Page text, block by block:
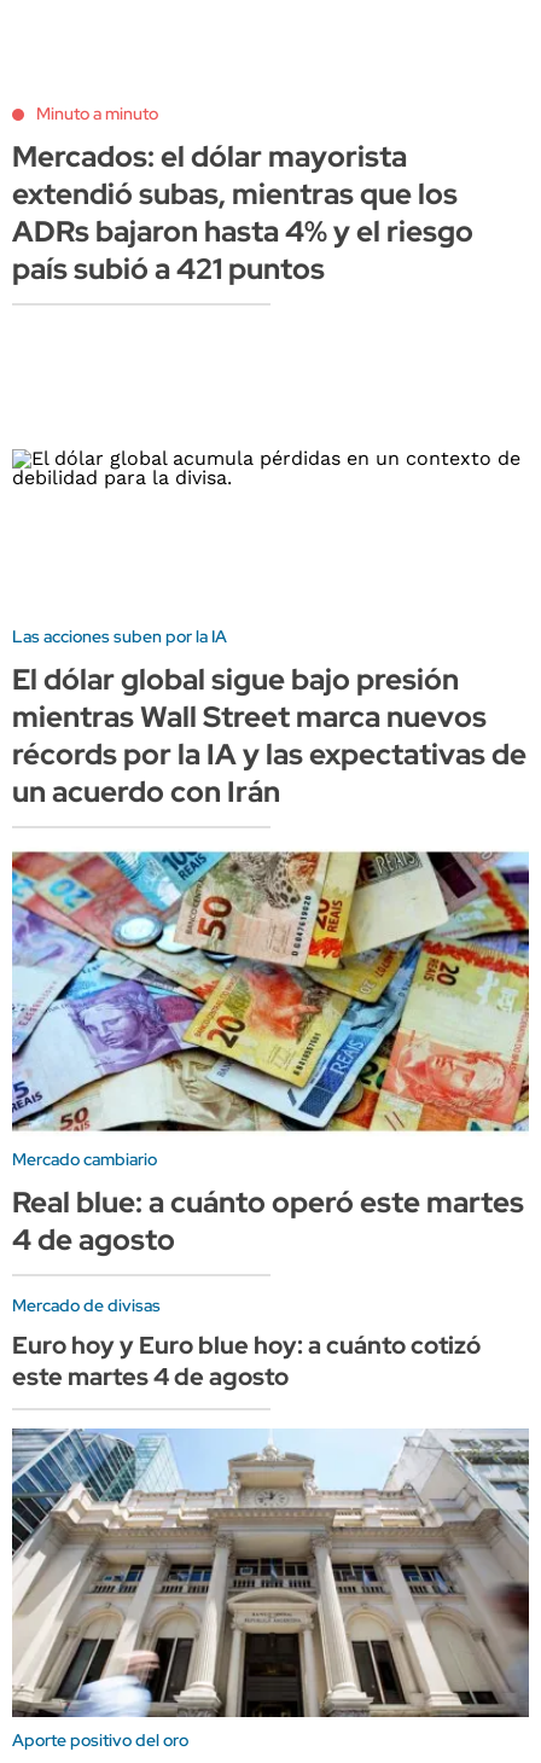
Minuto a minuto
Mercados: el dólar mayorista
extendió subas, mientras que los
ADRs bajaron hasta 4% y el riesgo
país subió a 421 puntos
Las acciones suben por la IA
El dólar global sigue bajo presión
mientras Wall Street marca nuevos
récords por la IA y las expectativas de
un acuerdo con Irán
Mercado cambiario
Real blue: a cuánto operó este martes
4 de agosto
Mercado de divisas
Euro hoy y Euro blue hoy: a cuánto cotizó
este martes 4 de agosto
Aporte positivo del oro